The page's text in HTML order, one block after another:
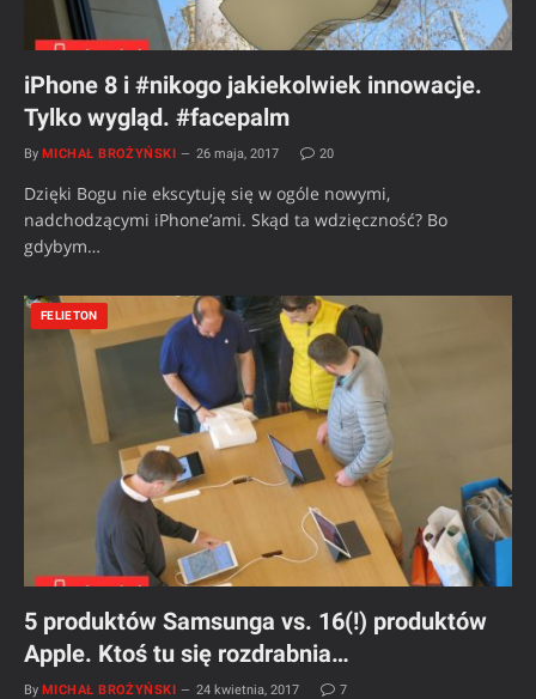
iPhone 8 i #nikogo jakiekolwiek innowacje.
Tylko wygląd. #facepalm
By MICHAŁ BROŻYŃSKI 26 maja, 2017 20
Dzięki Bogu nie ekscytuję się w ogóle nowymi,
nadchodzącymi iPhone’ami. Skąd ta wdzięczność? Bo
gdybym…
FELIETON
5 produktów Samsunga vs. 16(!) produktów
Apple. Ktoś tu się rozdrabnia…
By MICHAŁ BROŻYŃSKI 24 kwietnia, 2017 7